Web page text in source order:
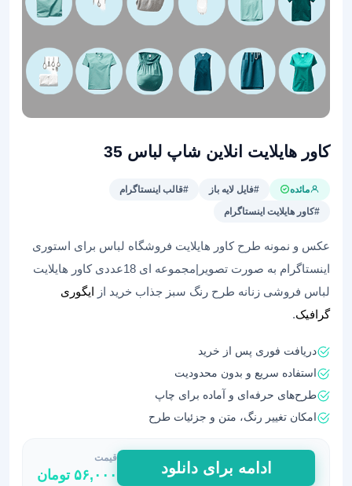
کاور هایلایت انلاین شاپ لباس 35
مائده #فایل لایه باز
#قالب اینستاگرام
#کاور هایلایت اینستاگرام
عکس و نمونه طرح کاور هایلایت فروشگاه لباس برای استوری
اینستاگرام به صورت تصویر|مجموعه ای 18عددی کاور هایلایت
لباس فروشی زنانه طرح رنگ سبز جذاب خرید از
ایگوری
گرافیک.
دریافت فوری پس از خرید
استفاده سریع و بدون محدودیت
طرح‌های حرفه‌ای و آماده برای چاپ
امکان تغییر رنگ، متن و جزئیات طرح
کاور
هایلایت
ادامه برای دانلود
قیمت
۵۶,۰۰۰ تومان